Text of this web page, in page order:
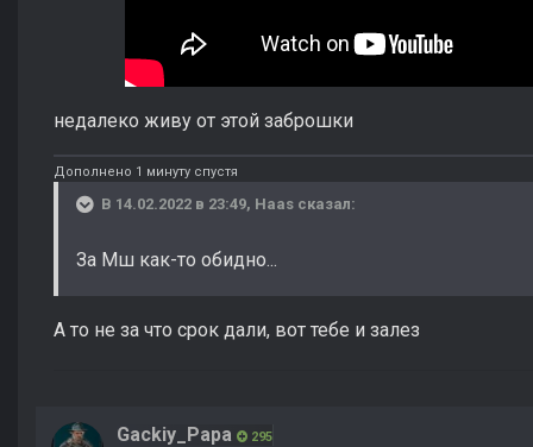
недалеко живу от этой заброшки
Дополнено 1 минуту спустя
В 14.02.2022 в 23:49, Haas сказал:
За Мш как-то обидно...
А то не за что срок дали, вот тебе и залез
Gackiy_Papa 295